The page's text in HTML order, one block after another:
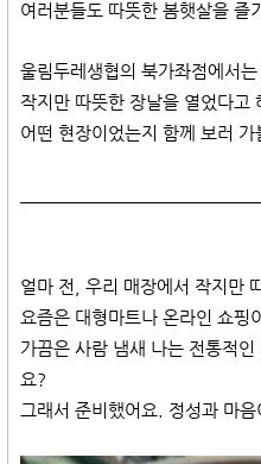
여러분들도 따뜻한 봄햇살을 즐
울림두레생협의 북가좌점에서는
작지만 따뜻한 장날을 열었다고
어떤 현장이었는지 함께 보러 가
얼마 전, 우리 매장에서 작지만
요즘은 대형마트나 온라인 쇼핑
가끔은 사람 냄새 나는 전통적
요?
그래서 준비했어요. 정성과 마음